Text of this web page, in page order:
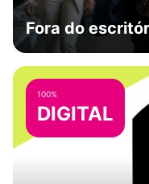
Fora do
100%
DIGITAL